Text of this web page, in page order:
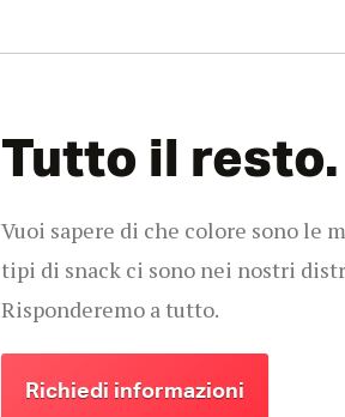
Tutto il resto.
Vuoi sapere di che colore sono le
tipi di snack ci sono nei nostri
Risponderemo a tutto.
Richiedi informazioni